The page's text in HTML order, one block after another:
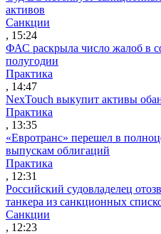
активов
Санкции
, 15:24
ФАС раскрыла число жалоб в
полугодии
Практика
, 14:47
NexTouch выкупит активы
Практика
, 13:35
«Евротранс» перешел в
выпускам облигаций
Практика
, 12:31
Российский судовладелец
танкера из санкционных
Санкции
, 12:23